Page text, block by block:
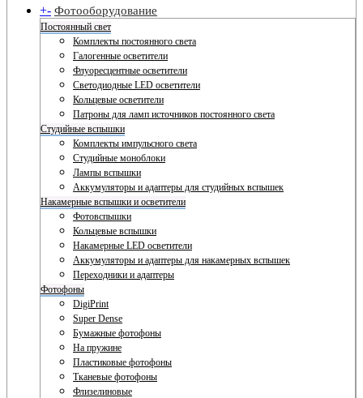
+- Фотооборудование
Постоянный свет
Комплекты постоянного света
Галогенные осветители
Флуоресцентные осветители
Светодиодные LED осветители
Кольцевые осветители
Патроны для ламп источников постоянного света
Студийные вспышки
Комплекты импульсного света
Студийные моноблоки
Лампы вспышки
Аккумуляторы и адаптеры для студийных вспышек
Накамерные вспышки и осветители
Фотовспышки
Кольцевые вспышки
Накамерные LED осветители
Аккумуляторы и адаптеры для накамерных вспышек
Переходники и адаптеры
Фотофоны
DigiPrint
Super Dense
Бумажные фотофоны
На пружине
Пластиковые фотофоны
Тканевые фотофоны
Флизелиновые